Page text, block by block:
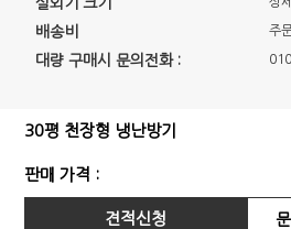
실외기 크기
배송비 주
대량 구매시 문의전화 :
30평 천장형 냉난방기
판매 가격 :
견적신청